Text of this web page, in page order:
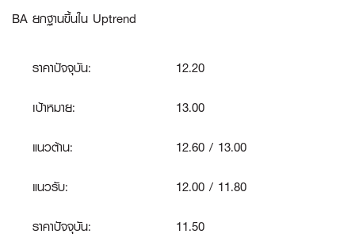
BA ยกฐานขึ้นใน Uptrend
ราคาปัจจุบัน:
12.20
เป้าหมาย:
13.00
แนวต้าน:
12.60 / 13.00
แนวรับ:
12.00 / 11.80
ราคาปัจจุบัน:
11.50